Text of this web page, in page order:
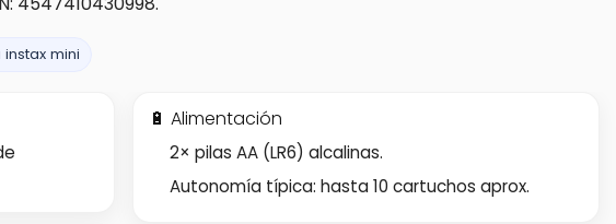
mini
🔋 Alimentación
2× pilas AA (LR6) alcalinas.
Autonomía típica: hasta 10 cartuchos aprox.